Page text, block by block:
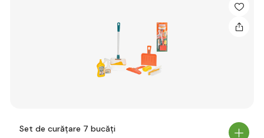
Set de curățare 7 bucăți